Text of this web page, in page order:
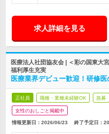
求人詳細を見る
医療法人社団協友会 | ＜彩の国東大
福利厚生充実
医療業界デビュー歓迎！研修
正社員 職種・業種未経験OK 急募
女性のおしごと掲載中
情報更新日：2026/06/23 終了予定日：